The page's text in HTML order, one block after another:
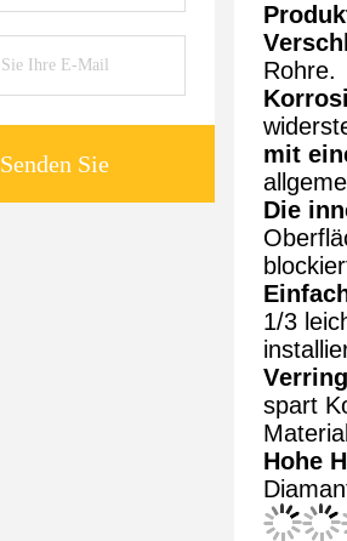
Senden Sie
Rohre.
mit
Die
1/3
spart
Hohe